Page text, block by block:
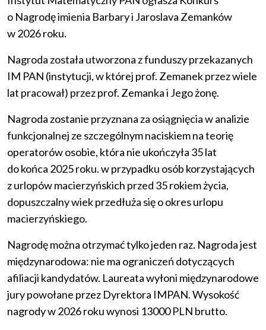
o Nagrodę imienia Barbary i Jaroslava Zemanków
w 2026 roku.
Nagroda została utworzona z funduszy przekazanych
IM PAN (instytucji, w której prof. Zemanek przez wiele
lat pracował) przez prof. Zemanka i Jego żonę.
Nagroda zostanie przyznana za osiągnięcia w analizie
funkcjonalnej ze szczególnym naciskiem na teorię
operatorów osobie, która nie ukończyła 35 lat
do końca 2025 roku. w przypadku osób korzystających
z urlopów macierzyńskich przed 35 rokiem życia,
dopuszczalny wiek przedłuża się o okres urlopu
macierzyńskiego.
Nagrodę można otrzymać tylko jeden raz. Nagroda jest
międzynarodowa: nie ma ograniczeń dotyczących
afiliacji kandydatów. Laureata wyłoni międzynarodowe
jury powołane przez Dyrektora IMPAN. Wysokość
nagrody w 2026 roku wynosi 13000 PLN brutto.